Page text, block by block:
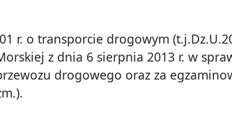
r. o transporcie drogowym
z dnia 6 sierpnia 2013 r. w
drogowego oraz za